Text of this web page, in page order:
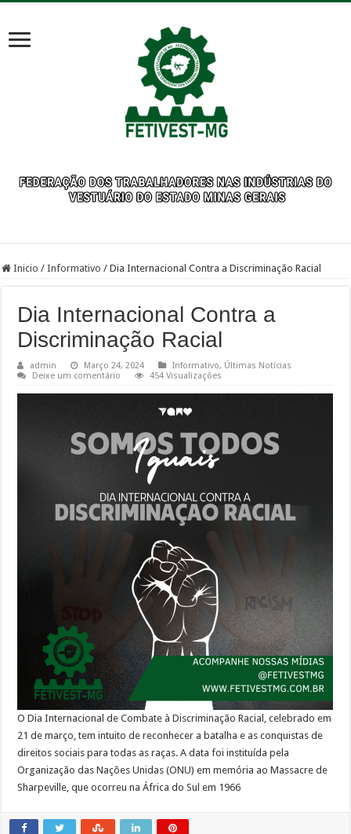
Inicio / Informativo / Dia Internacional Contra a Discriminação Racial
Dia Internacional Contra a
Discriminação Racial
admin Março 24, 2024 Informativo, Últimas Notícias
Deixe um comentário
454 Visualizações
O Dia Internacional de Combate à Discriminação Racial, celebrado em
21 de março, tem intuito de reconhecer a batalha e as conquistas de
direitos sociais para todas as raças. A data foi instituída pela
Organização das Nações Unidas (ONU) em memória ao Massacre de
Sharpeville, que ocorreu na África do Sul em 1966